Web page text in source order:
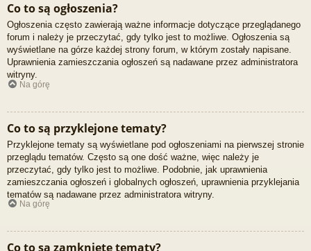
Co to są ogłoszenia?
Ogłoszenia często zawierają ważne informacje dotyczące przeglądanego
forum i należy je przeczytać, gdy tylko jest to możliwe. Ogłoszenia są
wyświetlane na górze każdej strony forum, w którym zostały napisane.
Uprawnienia zamieszczania ogłoszeń są nadawane przez administratora
witryny.
Na górę
Co to są przyklejone tematy?
Przyklejone tematy są wyświetlane pod ogłoszeniami na pierwszej stronie
przeglądu tematów. Często są one dość ważne, więc należy je
przeczytać, gdy tylko jest to możliwe. Podobnie, jak uprawnienia
zamieszczania ogłoszeń i globalnych ogłoszeń, uprawnienia przyklejania
tematów są nadawane przez administratora witryny.
Na górę
Co to są zamknięte tematy?